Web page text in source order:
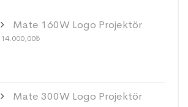
Mate 160W Logo Projektör
14.000,00₺
Mate 300W Logo Projektör